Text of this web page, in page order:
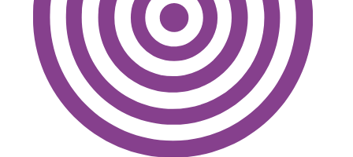
CHEVEUX TAILLE
CORPULENCE ANNÉE DE NAISSANCE
ANNULER LES FILTRES